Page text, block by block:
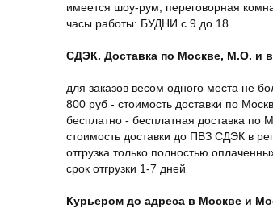
имеется шоу-рум, переговорная
часы работы: БУДНИ с 9 до 18
СДЭК. Доставка по Москве, М.О. и
для заказов весом одного места не
800 руб - стоимость доставки по
бесплатно - бесплатная доставка по
стоимость доставки до ПВЗ СДЭК в
отгрузка только полностью
срок отгрузки 1-7 дней
Курьером до адреса в Москве и